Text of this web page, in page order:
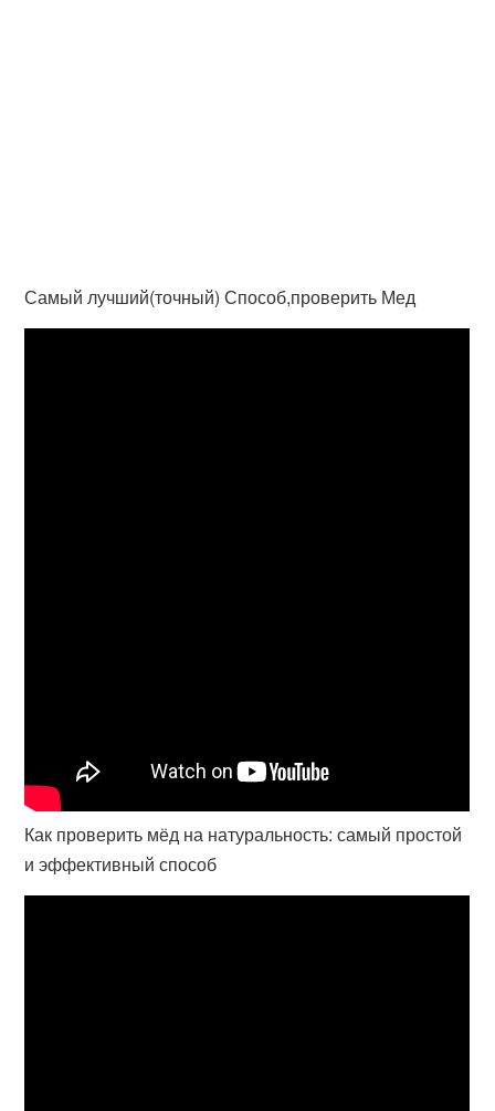
Самый лучший(точный) Способ,проверить Мед
Как проверить мёд на натуральность: самый простой
и эффективный способ